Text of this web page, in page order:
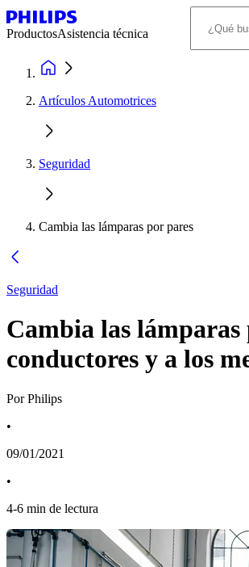
ProductosAsistencia técnica
Artículos Automotrices
Seguridad
Cambia las lámparas por pares
Seguridad
Cambia las
conductores y a los
Por Philips
•
09/01/2021
•
4-6 min de lectura